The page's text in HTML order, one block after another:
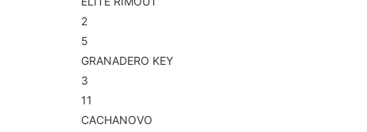
2
5
GRANADERO KEY
3
11
CACHANOVO